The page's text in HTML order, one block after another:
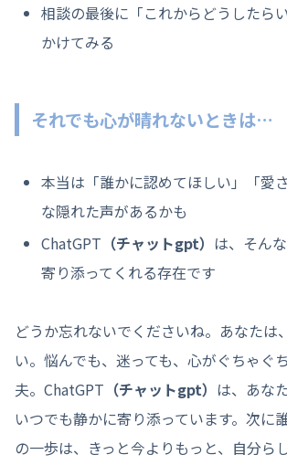
相談の最後に「これからどうしたら
かけてみる
それでも心が晴れないときは…
本当は「誰かに認めてほしい」「愛
な隠れた声があるかも
ChatGPT （チャットgpt） は、そん
寄り添ってくれる存在です
どうか忘れないでくださいね。あなたは
い。悩んでも、迷っても、心がぐちゃぐ
夫。ChatGPT （チャットgpt） は、あな
いつでも静かに寄り添っています。次に
の一歩は、きっと今よりもっと、自分ら